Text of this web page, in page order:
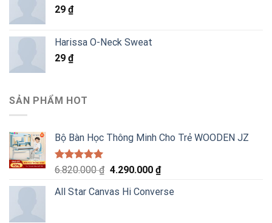
29 ₫
Harissa O-Neck Sweat
29 ₫
SẢN PHẨM HOT
Bộ Bàn Học Thông Minh Cho Trẻ WOODEN JZ
Được xếp
5 sao
6.820.000₫ Giá
là:
4.290.000 ₫Giá
tại
All Star Canvas Hi Converse